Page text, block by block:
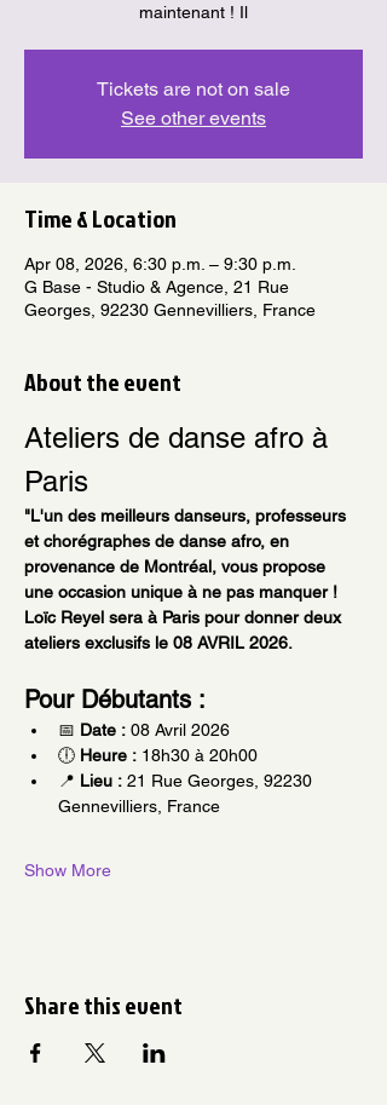
maintenant ! Il
Tickets are not on sale
See other events
Time & Location
Apr 08, 2026, 6:30 p.m. – 9:30 p.m.
G Base - Studio & Agence, 21 Rue
Georges, 92230 Gennevilliers, France
About the event
Ateliers de danse afro à
Paris
"L'un des meilleurs danseurs, professeurs
et chorégraphes de danse afro, en
provenance de Montréal, vous propose
une occasion unique à ne pas manquer !
Loïc Reyel sera à Paris pour donner deux
ateliers exclusifs le 08 AVRIL 2026.
Pour Débutants :
📅 Date : 08 Avril 2026
🕕 Heure : 18h30 à 20h00
📍 Lieu : 21 Rue Georges, 92230
Gennevilliers, France
Show More
Share this event